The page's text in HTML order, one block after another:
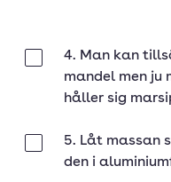
4. Man kan
mandel men ju
håller sig
5. Låt massan
den i